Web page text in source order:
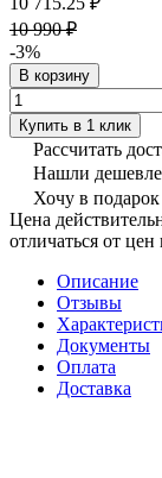
10 990 ₽
-3%
В корзину
Купить в 1 клик
Рассчитать
Нашли
Хочу в подарок
Цена
отличаться от
Описание
Отзывы
Документы
Оплата
Доставка